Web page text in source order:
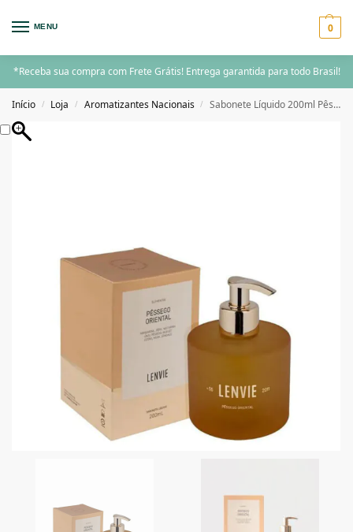
MENU 0
*Receba sua compra com Frete Grátis! Entrega garantida para todo Brasil!
Início / Loja / Aromatizantes Nacionais / Sabonete Líquido 200ml Pêssego Oriental – Elementos, Lenvie